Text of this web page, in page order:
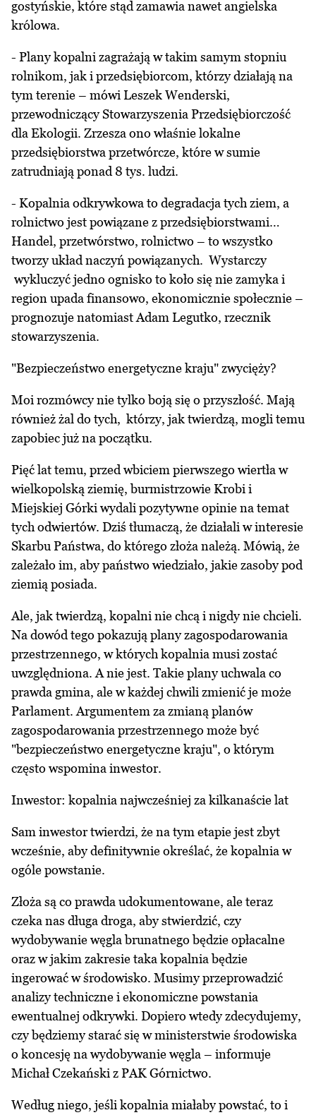
gostyńskie, które stąd zamawia nawet angielska
królowa.
- Plany kopalni zagrażają w takim samym stopniu
rolnikom, jak i przedsiębiorcom, którzy działają na
tym terenie – mówi Leszek Wenderski,
przewodniczący Stowarzyszenia Przedsiębiorczość
dla Ekologii. Zrzesza ono właśnie lokalne
przedsiębiorstwa przetwórcze, które w sumie
zatrudniają ponad 8 tys. ludzi.
- Kopalnia odkrywkowa to degradacja tych ziem, a
rolnictwo jest powiązane z przedsiębiorstwami…
Handel, przetwórstwo, rolnictwo – to wszystko
tworzy układ naczyń powiązanych. Wystarczy
wykluczyć jedno ognisko to koło się nie zamyka i
region upada finansowo, ekonomicznie społecznie –
prognozuje natomiast Adam Legutko, rzecznik
stowarzyszenia.
"Bezpieczeństwo energetyczne kraju" zwycięży?
Moi rozmówcy nie tylko boją się o przyszłość. Mają
również żal do tych, którzy, jak twierdzą, mogli temu
zapobiec już na początku.
Pięć lat temu, przed wbiciem pierwszego wiertła w
wielkopolską ziemię, burmistrzowie Krobi i
Miejskiej Górki wydali pozytywne opinie na temat
tych odwiertów. Dziś tłumaczą, że działali w interesie
Skarbu Państwa, do którego złoża należą. Mówią, że
zależało im, aby państwo wiedziało, jakie zasoby pod
ziemią posiada.
Ale, jak twierdzą, kopalni nie chcą i nigdy nie chcieli.
Na dowód tego pokazują plany zagospodarowania
przestrzennego, w których kopalnia musi zostać
uwzględniona. A nie jest. Takie plany uchwala co
prawda gmina, ale w każdej chwili zmienić je może
Parlament. Argumentem za zmianą planów
zagospodarowania przestrzennego może być
"bezpieczeństwo energetyczne kraju", o którym
często wspomina inwestor.
Inwestor: kopalnia najwcześniej za kilkanaście lat
Sam inwestor twierdzi, że na tym etapie jest zbyt
wcześnie, aby definitywnie określać, że kopalnia w
ogóle powstanie.
Złoża są co prawda udokumentowane, ale teraz
czeka nas długa droga, aby stwierdzić, czy
wydobywanie węgla brunatnego będzie opłacalne
oraz w jakim zakresie taka kopalnia będzie
ingerować w środowisko. Musimy przeprowadzić
analizy techniczne i ekonomiczne powstania
ewentualnej odkrywki. Dopiero wtedy zdecydujemy,
czy będziemy starać się w ministerstwie środowiska
o koncesję na wydobywanie węgla – informuje
Michał Czekański z PAK Górnictwo.
Według niego, jeśli kopalnia miałaby powstać, to i